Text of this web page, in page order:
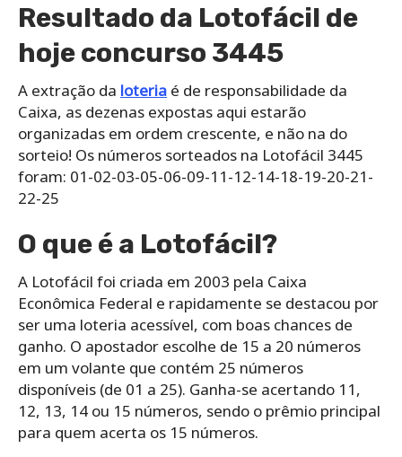
Resultado da Lotofácil de
hoje concurso 3445
A extração da loteria é de responsabilidade da
Caixa, as dezenas expostas aqui estarão
organizadas em ordem crescente, e não na do
sorteio! Os números sorteados na Lotofácil 3445
foram: 01-02-03-05-06-09-11-12-14-18-19-20-21-
22-25
O que é a Lotofácil?
A Lotofácil foi criada em 2003 pela Caixa
Econômica Federal e rapidamente se destacou por
ser uma loteria acessível, com boas chances de
ganho. O apostador escolhe de 15 a 20 números
em um volante que contém 25 números
disponíveis (de 01 a 25). Ganha-se acertando 11,
12, 13, 14 ou 15 números, sendo o prêmio principal
para quem acerta os 15 números.